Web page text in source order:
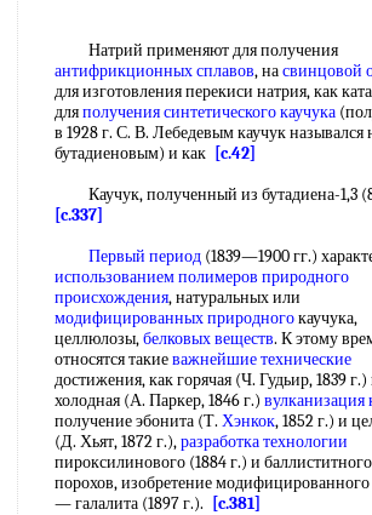
Натрий применяют для получения
антифрикционных сплавов, насвинцовой
для изготовления перекиси натрия, как
дляполучения синтетического каучука
в 1928 г. С. В. Лебедевым каучук назывался
бутадиеновым) и как [c.42]
Каучук, полученный из бутадиена-1,3
[c.337]
Первый период (1839—1900 гг.)
использованием полимеров природного
происхождения, натуральных или
модифицированных природногокаучука,
целлюлозы,белковых веществ. К этому
относятся такиеважнейшие технические
достижения, как горячая (Ч. Гудьир, 1839 г.)
холодная (А. Паркер, 1846 г.) вулканизация
получение эбонита (Т. Хэнкок, 1852 г.) и
(Д. Хьят, 1872 г.),разработка технологии
пироксилинового (1884 г.) и
порохов, изобретение модифицированного
— галалита (1897 г.).
[c.381]